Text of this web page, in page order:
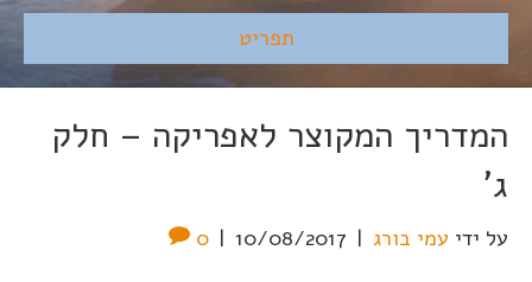
תפריט
המדריך המקוצר לאפריקה – חלק
ג'
על ידי עמי בורג |
10/08/2017
|
0